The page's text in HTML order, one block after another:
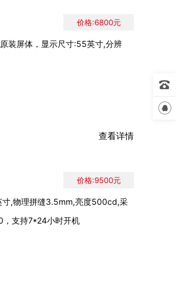
装屏体，显示尺寸:55英寸,分辨
价格:6800元
查看详情
寸,物理拼缝3.5mm,亮度500cd,采
，支持7*24小时开机
价格:9500元

